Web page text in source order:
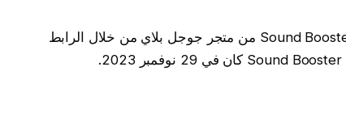
يمكنك تحميل برنامج مكبر الصوت للأندرويد برنامج Sound Booster من متجر جوجل بلاي من خلال الرابط